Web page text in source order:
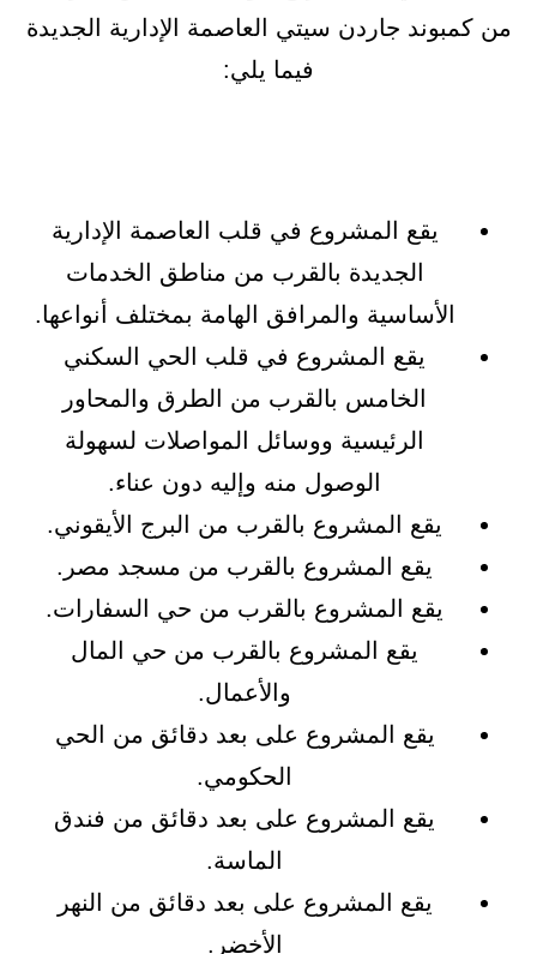
من كمبوند جاردن سيتي العاصمة الإدارية الجديدة
فيما يلي:
يقع المشروع في قلب العاصمة الإدارية
الجديدة بالقرب من مناطق الخدمات
الأساسية والمرافق الهامة بمختلف أنواعها.
يقع المشروع في قلب الحي السكني
الخامس بالقرب من الطرق والمحاور
الرئيسية ووسائل المواصلات لسهولة
الوصول منه وإليه دون عناء.
يقع المشروع بالقرب من البرج الأيقوني.
يقع المشروع بالقرب من مسجد مصر.
يقع المشروع بالقرب من حي السفارات.
يقع المشروع بالقرب من حي المال
والأعمال.
يقع المشروع على بعد دقائق من الحي
الحكومي.
يقع المشروع على بعد دقائق من فندق
الماسة.
يقع المشروع على بعد دقائق من النهر
الأخضر.